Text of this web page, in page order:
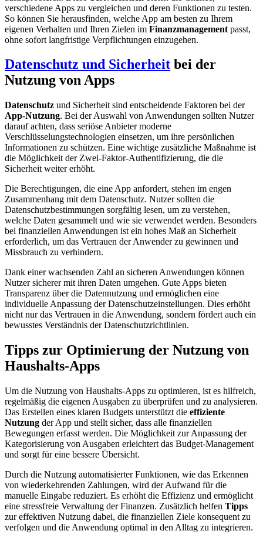
verschiedene Apps zu vergleichen und deren Funktionen zu testen.
So können Sie herausfinden, welche App am besten zu Ihrem
eigenen Verhalten und Ihren Zielen im Finanzmanagement passt,
ohne sofort langfristige Verpflichtungen einzugehen.
Datenschutz und Sicherheit bei der
Nutzung von Apps
Datenschutz und Sicherheit sind entscheidende Faktoren bei der
App-Nutzung. Bei der Auswahl von Anwendungen sollten Nutzer
darauf achten, dass seriöse Anbieter moderne
Verschlüsselungstechnologien einsetzen, um ihre persönlichen
Informationen zu schützen. Eine wichtige zusätzliche Maßnahme ist
die Möglichkeit der Zwei-Faktor-Authentifizierung, die die
Sicherheit weiter erhöht.
Die Berechtigungen, die eine App anfordert, stehen im engen
Zusammenhang mit dem Datenschutz. Nutzer sollten die
Datenschutzbestimmungen sorgfältig lesen, um zu verstehen,
welche Daten gesammelt und wie sie verwendet werden. Besonders
bei finanziellen Anwendungen ist ein hohes Maß an Sicherheit
erforderlich, um das Vertrauen der Anwender zu gewinnen und
Missbrauch zu verhindern.
Dank einer wachsenden Zahl an sicheren Anwendungen können
Nutzer sicherer mit ihren Daten umgehen. Gute Apps bieten
Transparenz über die Datennutzung und ermöglichen eine
individuelle Anpassung der Datenschutzeinstellungen. Dies erhöht
nicht nur das Vertrauen in die Anwendung, sondern fördert auch ein
bewusstes Verständnis der Datenschutzrichtlinien.
Tipps zur Optimierung der Nutzung von
Haushalts-Apps
Um die Nutzung von Haushalts-Apps zu optimieren, ist es hilfreich,
regelmäßig die eigenen Ausgaben zu überprüfen und zu analysieren.
Das Erstellen eines klaren Budgets unterstützt die effiziente
Nutzung der App und stellt sicher, dass alle finanziellen
Bewegungen erfasst werden. Die Möglichkeit zur Anpassung der
Kategorisierung von Ausgaben erleichtert das Budget-Management
und sorgt für eine bessere Übersicht.
Durch die Nutzung automatisierter Funktionen, wie das Erkennen
von wiederkehrenden Zahlungen, wird der Aufwand für die
manuelle Eingabe reduziert. Es erhöht die Effizienz und ermöglicht
eine stressfreie Verwaltung der Finanzen. Zusätzlich helfen Tipps
zur effektiven Nutzung dabei, die finanziellen Ziele konsequent zu
verfolgen und die Anwendung optimal in den Alltag zu integrieren.